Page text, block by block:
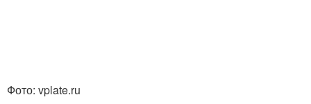
Фото: vplate.ru